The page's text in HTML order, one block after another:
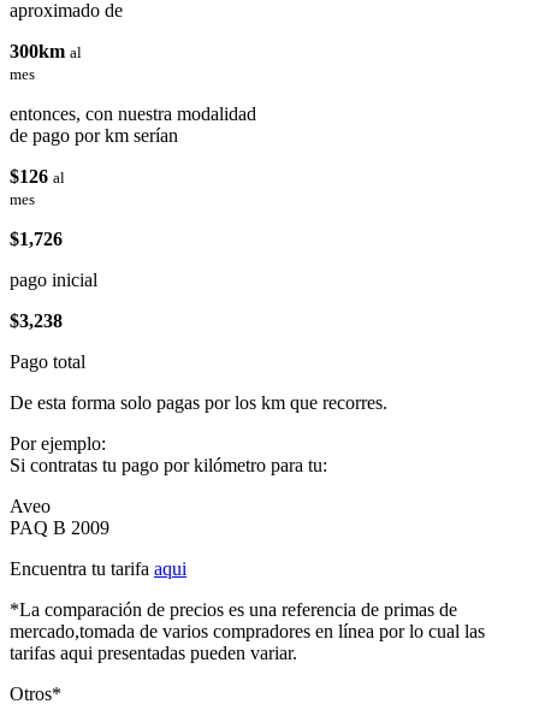
aproximado de
300km al
mes
entonces, con nuestra modalidad
de pago por km serían
$126 al
mes
$1,726
pago inicial
$3,238
Pago total
De esta forma solo pagas por los km que recorres.
Por ejemplo:
Si contratas tu pago por kilómetro para tu:
Aveo
PAQ B 2009
Encuentra tu tarifa aqui
*La comparación de precios es una referencia de primas de
mercado,tomada de varios compradores en línea por lo cual las
tarifas aqui presentadas pueden variar.
Otros*